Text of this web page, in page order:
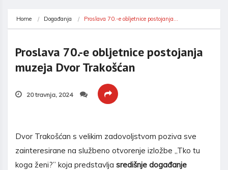
Home Događanja Proslava 70.-e obljetnice postojanja…
Proslava 70.-e obljetnice postojanja
muzeja Dvor Trakošćan
20 travnja, 2024
Dvor Trakošćan s velikim zadovoljstvom poziva sve
zainteresirane na službeno otvorenje izložbe „Tko tu
koga ženi?” koja predstavlja središnje događanje